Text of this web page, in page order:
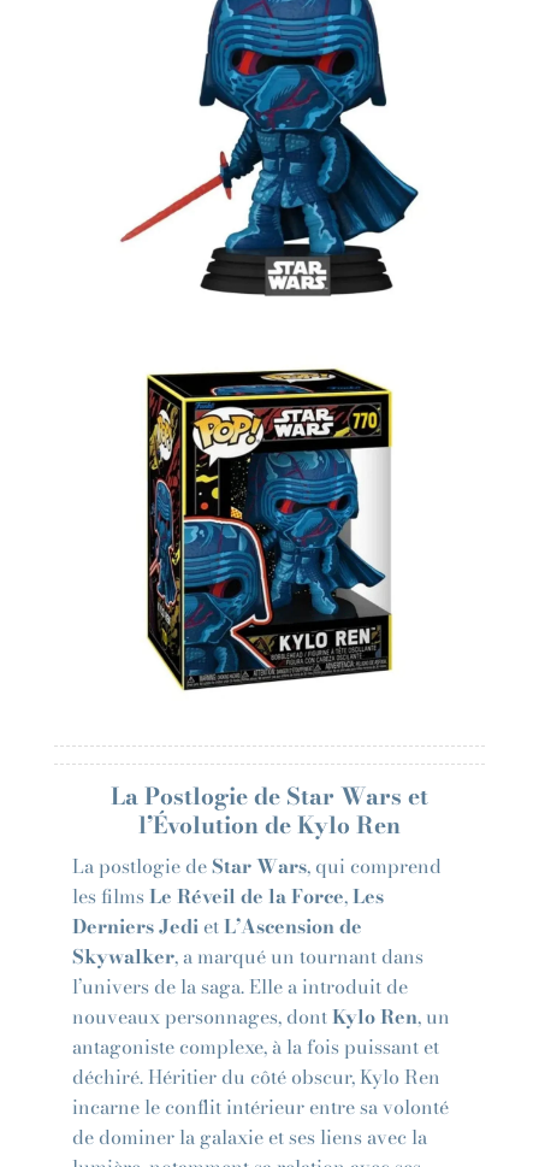
La Postlogie de Star Wars et
l’Évolution de Kylo Ren
La postlogie deStar Wars, qui comprend
les filmsLe Réveil de la Force,Les
Derniers Jedi etL’Ascension de
Skywalker, a marqué un tournant dans
l’univers de la saga. Elle a introduit de
nouveaux personnages, dontKylo Ren, un
antagoniste complexe, à la fois puissant et
déchiré. Héritier du côté obscur, Kylo Ren
incarne le conflit intérieur entre sa volonté
de dominer la galaxie et ses liens avec la